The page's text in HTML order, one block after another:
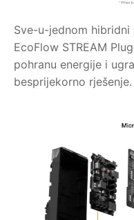
Sve-u-jednom
EcoFlow STREAM
pohranu energije i
besprijekorno rješenje.